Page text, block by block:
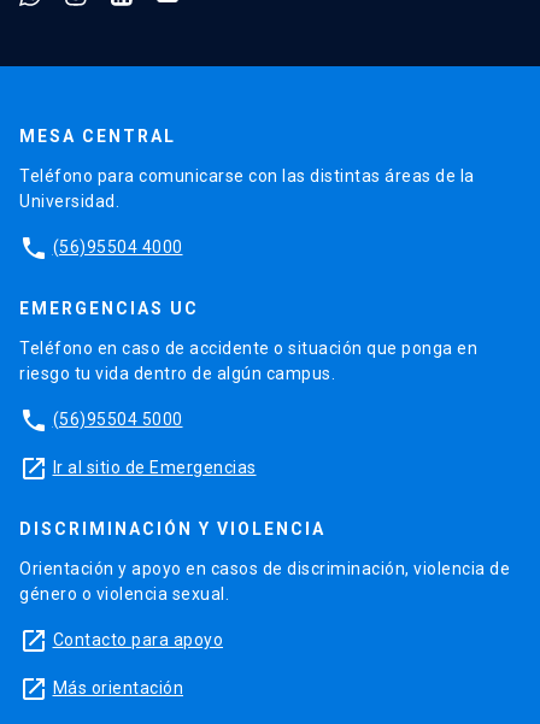
MESA CENTRAL
Teléfono para comunicarse con las distintas áreas de la
Universidad.
phone (56)95504 4000
EMERGENCIAS UC
Teléfono en caso de accidente o situación que ponga en
riesgo tu vida dentro de algún campus.
phone (56)95504 5000
launch Ir al sitio de Emergencias
DISCRIMINACIÓN Y VIOLENCIA
Orientación y apoyo en casos de discriminación, violencia de
género o violencia sexual.
launch Contacto para apoyo
launch Más orientación